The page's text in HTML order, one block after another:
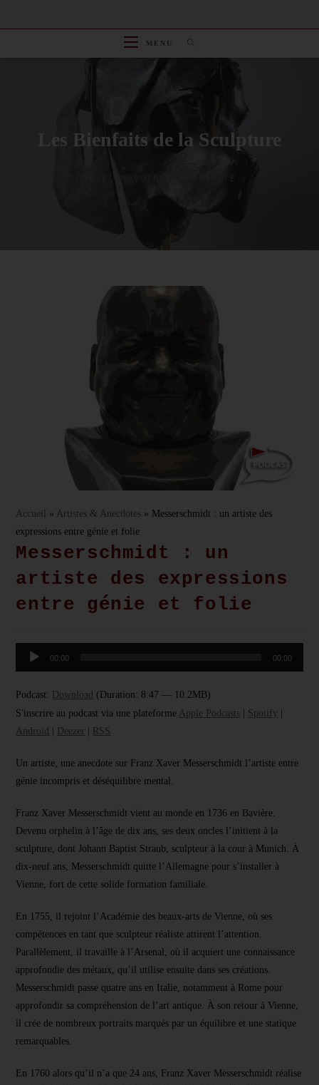
to
MENU
Les Bienfaits de la Sculpture
RÉVÉLER VOTRE CRÉATIVITÉ
Accueil » Artistes & Anecdotes » Messerschmidt : un artiste des
expressions entre génie et folie
Messerschmidt : un
artiste des expressions
entre génie et folie
Lecteur
audio
00:00 00:00
Podcast: Download (Duration: 8:47 — 10.2MB)
S'inscrire au podcast via une plateforme Apple Podcasts Spotify
Android
Deezer RSS
Un artiste, une anecdote sur Franz Xaver Messerschmidt l’artiste entre
génie incompris et déséquilibre mental.
Franz Xaver Messerschmidt vient au monde en 1736 en Bavière.
Devenu orphelin à l’âge de dix ans, ses deux oncles l’initient à la
sculpture, dont Johann Baptist Straub, sculpteur à la cour à Munich. À
dix-neuf ans, Messerschmidt quitte l’Allemagne pour s’installer à
Vienne, fort de cette solide formation familiale.
En 1755, il rejoint l’Académie des beaux-arts de Vienne, où ses
compétences en tant que sculpteur réaliste attirent l’attention.
Parallèlement, il travaille à l’Arsenal, où il acquiert une connaissance
approfondie des métaux, qu’il utilise ensuite dans ses créations.
Messerschmidt passe quatre ans en Italie, notamment à Rome pour
approfondir sa compréhension de l’art antique. À son retour à Vienne,
il crée de nombreux portraits marqués par un équilibre et une statique
remarquables.
En 1760 alors qu’il n’a que 24 ans, Franz Xaver Messerschmidt réalise